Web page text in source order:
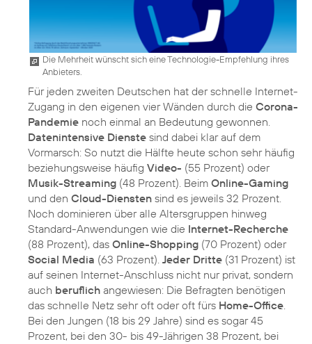
Die Mehrheit wünscht sich eine Technologie-Empfehlung ihres
Anbieters.
Für jeden zweiten Deutschen hat der schnelle Internet-
Zugang in den eigenen vier Wänden durch die Corona-
Pandemie noch einmal an Bedeutung gewonnen.
Datenintensive Dienste sind dabei klar auf dem
Vormarsch: So nutzt die Hälfte heute schon sehr häufig
beziehungsweise häufig Video- (55 Prozent) oder
Musik-Streaming (48 Prozent). Beim Online-Gaming
und den Cloud-Diensten sind es jeweils 32 Prozent.
Noch dominieren über alle Altersgruppen hinweg
Standard-Anwendungen wie die Internet-Recherche
(88 Prozent), das Online-Shopping (70 Prozent) oder
Social Media (63 Prozent). Jeder Dritte (31 Prozent) ist
auf seinen Internet-Anschluss nicht nur privat, sondern
auch beruflich angewiesen: Die Befragten benötigen
das schnelle Netz sehr oft oder oft fürs Home-Office.
Bei den Jungen (18 bis 29 Jahre) sind es sogar 45
Prozent, bei den 30- bis 49-Jährigen 38 Prozent, bei